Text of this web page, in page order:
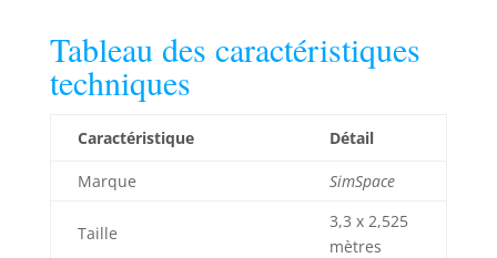
d'intérieur, il
d'entraînement.
personnalisée :
Choisissez parmi
différentes tailles
Tableau des caractéristiques
techniques
Caractéristique Détail
Marque SimSpace
Taille
3,3 x 2,525
mètres